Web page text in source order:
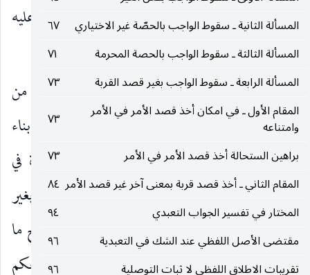
المسألة الثانية ـ سقوط الواجب بالحصّة غير الاختياري
٦٧
المسألة الثالثة ـ سقوط الواجب بالحصة المحرمة
٧١
المسألة الرابعة ـ سقوط الواجب بغير قصد القربة
٧٣
المقام الأول ـ في امكان أخذ قصد الأمر في الأمر
وامتناعه
٧٣
براهين الستحالة أخذ قصد الأمر في الأمر
٧٣
المقام الثاني ـ أخذ قصد قربة بمعنى آخر غير قصد الأمر ٨٤
المختار في تفسير الجواب التعبدي
٩٤
مقتضى الأصل اللفظي عند الشك في التعبدية
٩٦
تقريبات الاطلاق اللفظي لا ثبات التوصلية
٩٦
عنه وهو لا يجتمع مع الأمر بالجامع المنطبق عليه
لاستحالة اجتماع الأمر والنهي في شيء واحد
.
والمحقق النائيني ( قده ) لم يرتض هذا التصحيح من
المحقق الثاني ( قده ) للثمرة بناء على تقدير وارتضاه بناء
على تقدير آخر ، حيث أفاد : بان اعتبار القدرة في
التكليف إن كان من باب حكم العقل بقبح التكليف بغير
المقدور لأنه إحراج للمكلف على المخالفة مثلا صح ما
ذكر ، إذ على هذا الأصل يمكن أن يقال ان العقل لا يحكم